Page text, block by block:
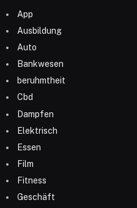
App
Ausbildung
Auto
Bankwesen
beruhmtheit
Cbd
Dampfen
Elektrisch
Essen
Film
Fitness
Geschäft